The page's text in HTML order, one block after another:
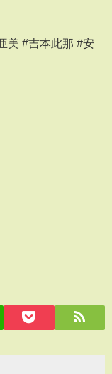
美 #吉本此那 #安